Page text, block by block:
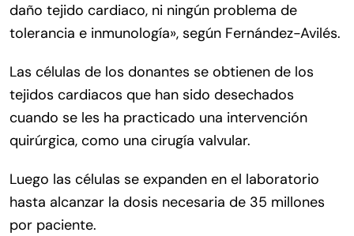
daño tejido cardiaco, ni ningún problema de
tolerancia e inmunología», según Fernández-Avilés.
Las células de los donantes se obtienen de los
tejidos cardiacos que han sido desechados
cuando se les ha practicado una intervención
quirúrgica, como una cirugía valvular.
Luego las células se expanden en el laboratorio
hasta alcanzar la dosis necesaria de 35 millones
por paciente.